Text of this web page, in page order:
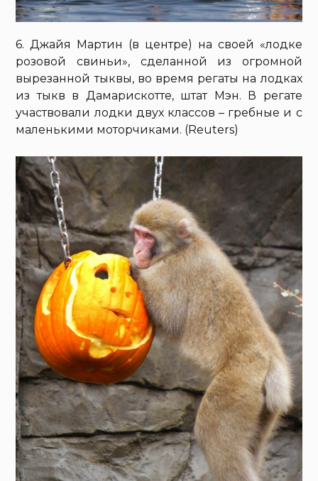
6. Джайя Мартин (в центре) на своей «лодке
розовой свиньи», сделанной из огромной
вырезанной тыквы, во время регаты на лодках
из тыкв в Дамарискотте, штат Мэн. В регате
участвовали лодки двух классов – гребные и с
маленькими моторчиками. (Reuters)